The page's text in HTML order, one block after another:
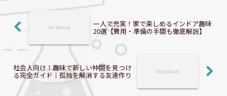
一人で充実！家で楽しめるインドア趣味
20選【費用・準備の手間も徹底解説】
社会人向け！趣味で新しい仲間を見つけ
る完全ガイド｜孤独を解消する友達作り